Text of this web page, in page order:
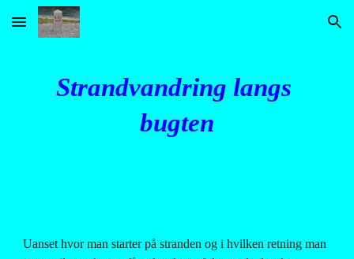
Skip to main content Skip to navigation
Strandvandring langs
bugten
Uanset hvor man starter på stranden og i hvilken retning man